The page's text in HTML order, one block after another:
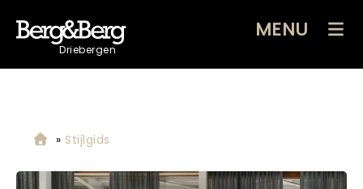
Driebergen
MENU
» Stijlgids